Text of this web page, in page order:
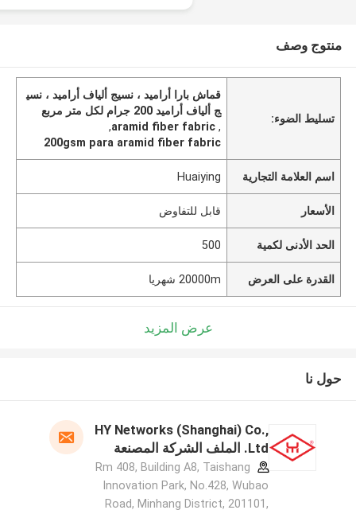
منتوج وصف
تسليط الضوء:
قماش بارا أراميد ، نسيج ألياف أراميد ، نسي
ج ألياف أراميد 200 جرام لكل متر مربع
,
aramid fiber fabric
,
200gsm para aramid fiber fabric
اسم العلامة التجارية Huaiying
الأسعار قابل للتفاوض
الحد الأدنى لكمية 500
القدرة على العرض 20000m شهريا
عرض المزيد
حول نا
HY Networks (Shanghai) Co.,
Ltd. الملف الشركة المصنعة
Rm 408, Building A8, Taishang
Innovation Park, No.428, Wubao
Road, Minhang District, 201101,